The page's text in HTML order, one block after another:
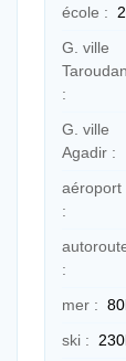
école :
G. ville
:
G. ville
Agadir :
aéroport
:
:
mer :
ski :